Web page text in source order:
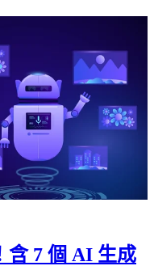
含 7 個 AI 生成